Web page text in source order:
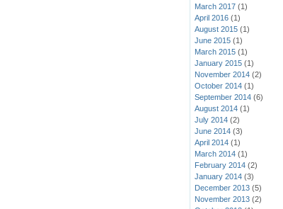
March 2017 (1)
April 2016 (1)
August 2015 (1)
June 2015 (1)
March 2015 (1)
January 2015 (1)
November 2014 (2)
October 2014 (1)
September 2014 (6)
August 2014 (1)
July 2014 (2)
June 2014 (3)
April 2014 (1)
March 2014 (1)
February 2014 (2)
January 2014 (3)
December 2013 (5)
November 2013 (2)